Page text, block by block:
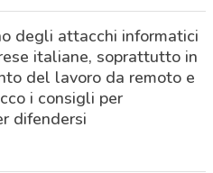
degli attacchi informatici
italiane, soprattutto in
del lavoro da remoto e
i consigli per
difendersi